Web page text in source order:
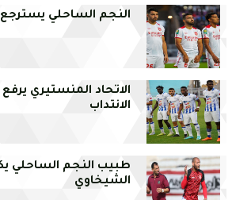
النجم الساحلي يسترجع
الاتحاد المنستيري
الانتداب
طبيب النجم الساحلي
الشيخاوي